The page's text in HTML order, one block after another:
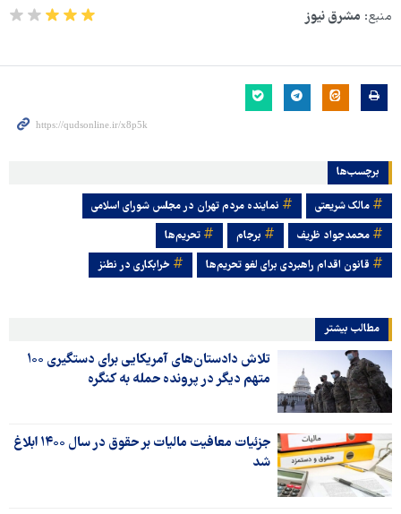
منبع: مشرق نیوز
برچسب‌ها
مالک شریعتی
نماینده مردم تهران در مجلس شورای اسلامی
محمدجواد ظریف
برجام
تحریم‌ها
قانون اقدام راهبردی برای لغو تحریم‌ها
خرابکاری در نطنز
مطالب بیشتر
تلاش دادستان‌های آمریکایی برای دستگیری ۱۰۰
متهم دیگر در پرونده حمله به کنگره
جزئیات معافیت مالیات بر حقوق در سال ۱۴۰۰ ابلاغ
شد